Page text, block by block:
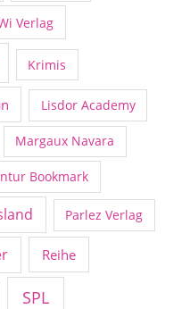
Verlag
Krimis
Lisdor Academy
Margaux Navara
Bookmark
Parlez Verlag
Reihe
SPL